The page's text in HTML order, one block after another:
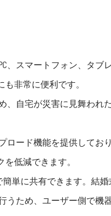
、スマートフォン、タ
非常に便利です。
、自宅が災害に見舞わ
ロード機能を提供して
低減できます。
単に共有できます。結
ため、ユーザー側で機